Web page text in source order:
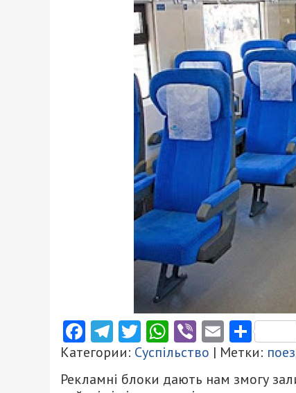
Facebook
Telegram
Twitter
WhatsApp
ViberEmail
Категории: Суспільство | Метки:
Рекламні блоки дають нам змогу